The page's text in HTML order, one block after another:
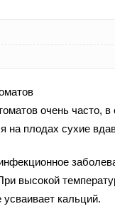
очень часто,
на плодах сухие
высокой
усваивает кальций.